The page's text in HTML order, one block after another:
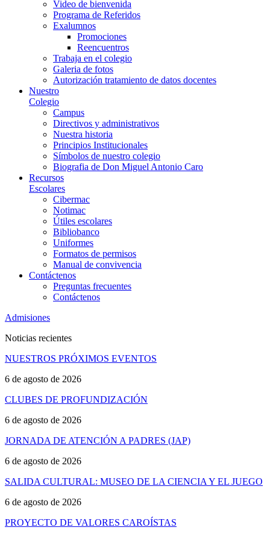
Video de bienvenida
Programa de Referidos
Exalumnos
Promociones
Reencuentros
Trabaja en el colegio
Galeria de fotos
Autorización tratamiento de datos docentes
Nuestro
Colegio
Campus
Directivos y administrativos
Nuestra historia
Principios Institucionales
Símbolos de nuestro colegio
Biografia de Don Miguel Antonio Caro
Recursos
Escolares
Cibermac
Notimac
Útiles escolares
Bibliobanco
Uniformes
Formatos de permisos
Manual de convivencia
Contáctenos
Preguntas frecuentes
Contáctenos
Admisiones
Noticias recientes
NUESTROS PRÓXIMOS EVENTOS
6 de agosto de 2026
CLUBES DE PROFUNDIZACIÓN
6 de agosto de 2026
JORNADA DE ATENCIÓN A PADRES (JAP)
6 de agosto de 2026
SALIDA CULTURAL: MUSEO DE LA CIENCIA Y EL JUEGO
6 de agosto de 2026
PROYECTO DE VALORES CAROÍSTAS